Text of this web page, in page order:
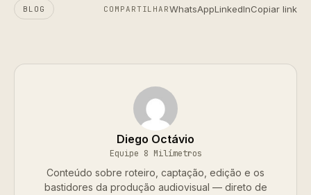
BLOG COMPARTILHARWhatsAppLinkedInCopiar link
Diego Octávio
Equipe 8 Milímetros
Conteúdo sobre roteiro, captação, edição e os
bastidores da produção audiovisual — direto de